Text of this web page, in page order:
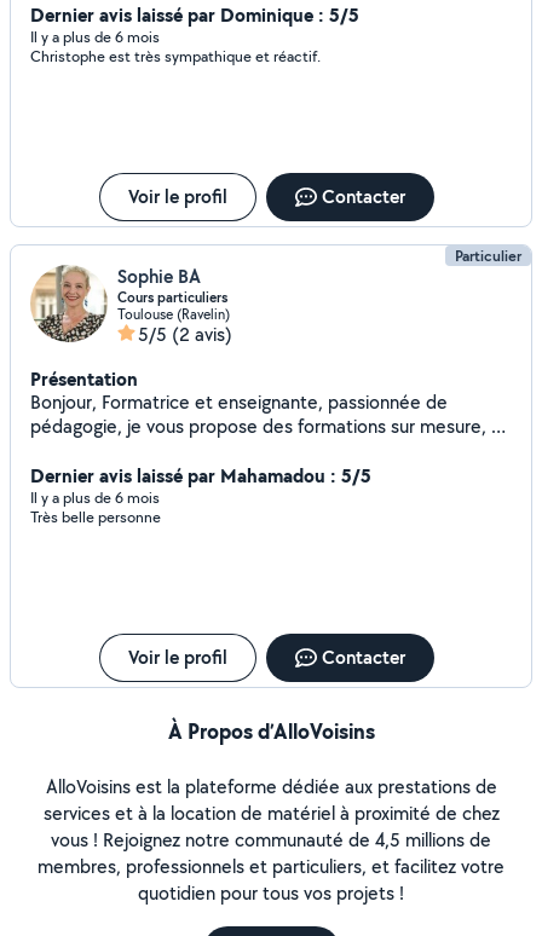
Dernier avis laissé par Dominique : 5/5
Il y a plus de 6 mois
Christophe est très sympathique et réactif.
Voir le profil Contacter
Particulier
Sophie BA
Cours particuliers
Toulouse (Ravelin)
5/5 (2 avis)
Présentation
Bonjour, Formatrice et enseignante, passionnée de
pédagogie, je vous propose des formations sur mesure, un
vos modes d'apprentissage. - Formations en langues :
français anglais italien, pour tous niveaux et tous publics -
Soutien scolaire - Préparation aux examens : DNB,
Dernier avis laissé par Mahamadou : 5/5
Il y a plus de 6 mois
Très belle personne
Voir le profil Contacter
À Propos d’AlloVoisins
AlloVoisins est la plateforme dédiée aux prestations de
services et à la location de matériel à proximité de chez
vous ! Rejoignez notre communauté de 4,5 millions de
membres, professionnels et particuliers, et facilitez votre
quotidien pour tous vos projets !